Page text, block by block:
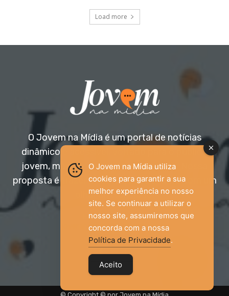
Load more
O Jovem na Mídia é um portal de notícias
dinâmico e acessível, voltado para o público
jovem, mas aberto a todas as idades. Nossa
proposta é trazer informação relevante com um
olhar diferenciado.
Entre em contato:
jovemnamidia2017@gmail.com
O Jovem na Mídia utiliza
cookies para garantir a sua
melhor experiência no nosso
site. Se continuar a utilizar o
nosso site, assumiremos que
concorda com a nossa
Política de Privacidade.
Aceito